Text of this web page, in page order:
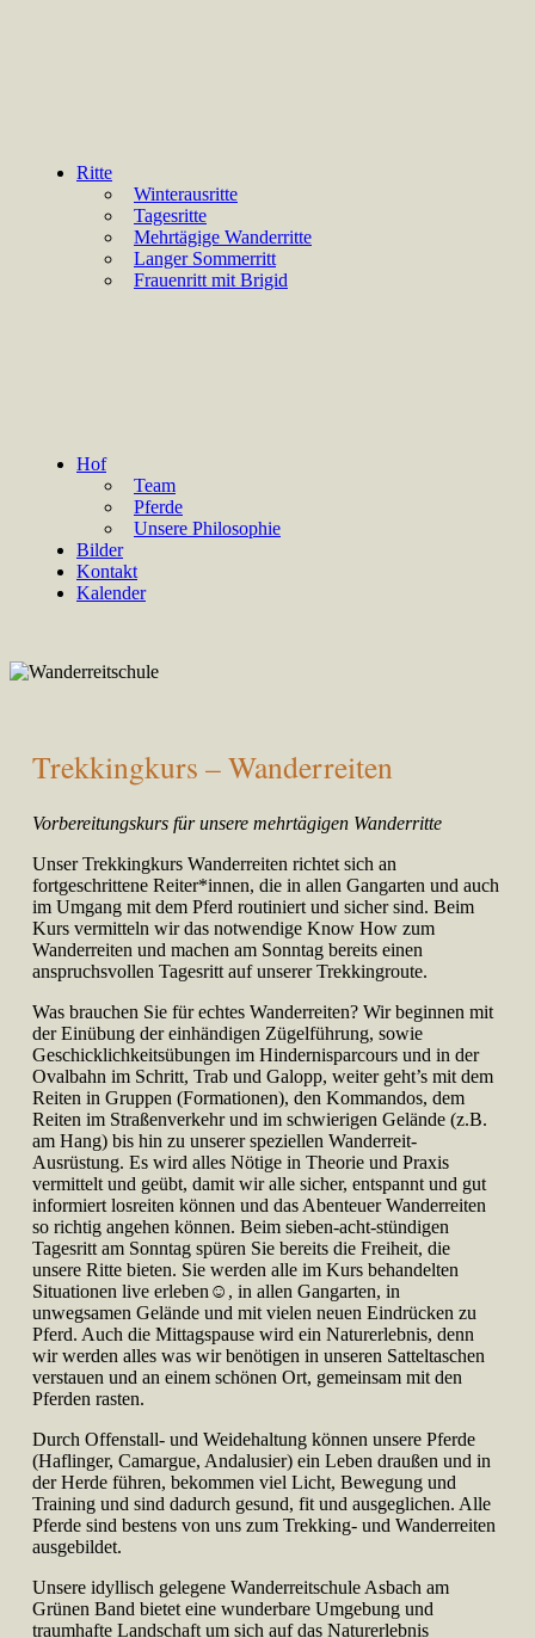
Ritte
Winterausritte
Tagesritte
Mehrtägige Wanderritte
Langer Sommerritt
Frauenritt mit Brigid
Hof
Team
Pferde
Unsere Philosophie
Bilder
Kontakt
Kalender
Trekkingkurs – Wanderreiten
Vorbereitungskurs für unsere mehrtägigen Wanderritte
Unser Trekkingkurs Wanderreiten richtet sich an
fortgeschrittene Reiter*innen, die in allen Gangarten und auch
im Umgang mit dem Pferd routiniert und sicher sind. Beim
Kurs vermitteln wir das notwendige Know How zum
Wanderreiten und machen am Sonntag bereits einen
anspruchsvollen Tagesritt auf unserer Trekkingroute.
Was brauchen Sie für echtes Wanderreiten? Wir beginnen mit
der Einübung der einhändigen Zügelführung, sowie
Geschicklichkeitsübungen im Hindernisparcours und in der
Ovalbahn im Schritt, Trab und Galopp, weiter geht’s mit dem
Reiten in Gruppen (Formationen), den Kommandos, dem
Reiten im Straßenverkehr und im schwierigen Gelände (z.B.
am Hang) bis hin zu unserer speziellen Wanderreit-
Ausrüstung. Es wird alles Nötige in Theorie und Praxis
vermittelt und geübt, damit wir alle sicher, entspannt und gut
informiert losreiten können und das Abenteuer Wanderreiten
so richtig angehen können. Beim sieben-acht-stündigen
Tagesritt am Sonntag spüren Sie bereits die Freiheit, die
unsere Ritte bieten. Sie werden alle im Kurs behandelten
Situationen live erleben☺, in allen Gangarten, in
unwegsamen Gelände und mit vielen neuen Eindrücken zu
Pferd. Auch die Mittagspause wird ein Naturerlebnis, denn
wir werden alles was wir benötigen in unseren Satteltaschen
verstauen und an einem schönen Ort, gemeinsam mit den
Pferden rasten.
Durch Offenstall- und Weidehaltung können unsere Pferde
(Haflinger, Camargue, Andalusier) ein Leben draußen und in
der Herde führen, bekommen viel Licht, Bewegung und
Training und sind dadurch gesund, fit und ausgeglichen. Alle
Pferde sind bestens von uns zum Trekking- und Wanderreiten
ausgebildet.
Unsere idyllisch gelegene Wanderreitschule Asbach am
Grünen Band bietet eine wunderbare Umgebung und
traumhafte Landschaft um sich auf das Naturerlebnis